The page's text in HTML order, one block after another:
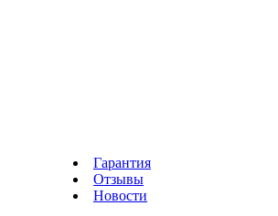
Гарантия
Отзывы
Новости